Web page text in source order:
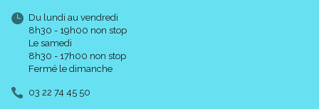
Du lundi au vendredi
8h30 - 19h00 non stop
Le samedi
8h30 - 17h00 non stop
Fermé le dimanche
03 22 74 45 50